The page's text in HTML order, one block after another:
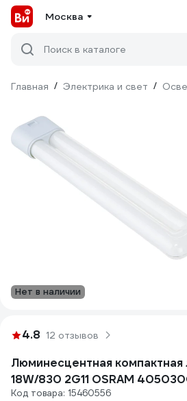
Москва
Поиск в каталоге
Главная / Электрика и свет /
Нет в наличии
4.8 12 отзывов
Люминесцентная компактная
18W/830 2G11 OSRAM
Код товара: 15460556